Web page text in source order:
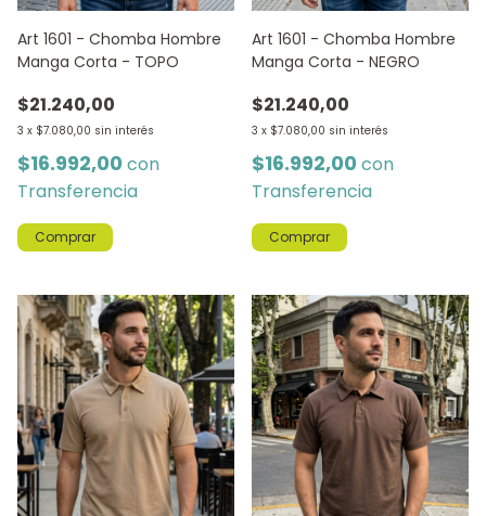
Art 1601 - Chomba Hombre
Manga Corta - TOPO
$21.240,00
3 x $7.080,00 sin interés
$16.992,00 con
Transferencia
Comprar
Art 1601 - Chomba Hombre
Manga Corta - NEGRO
$21.240,00
3 x $7.080,00 sin interés
$16.992,00 con
Transferencia
Comprar